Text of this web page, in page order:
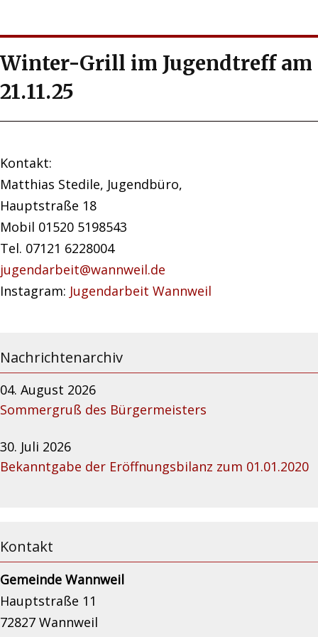
Winter-Grill im Jugendtreff am
21.11.25
Kontakt:
Matthias Stedile, Jugendbüro,
Hauptstraße 18
Mobil 01520 5198543
Tel. 07121 6228004
jugendarbeit@wannweil.de
Instagram: Jugendarbeit Wannweil
Nachrichtenarchiv
04. August 2026
Sommergruß des Bürgermeisters
30. Juli 2026
Bekanntgabe der Eröffnungsbilanz zum 01.01.2020
Kontakt
Gemeinde Wannweil
Hauptstraße 11
72827 Wannweil